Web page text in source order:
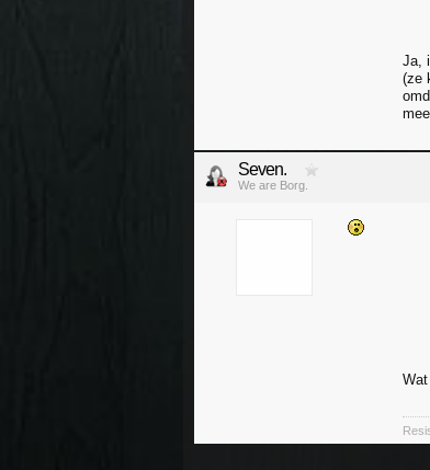
Ja,
(ze
Seven.
We are Borg.